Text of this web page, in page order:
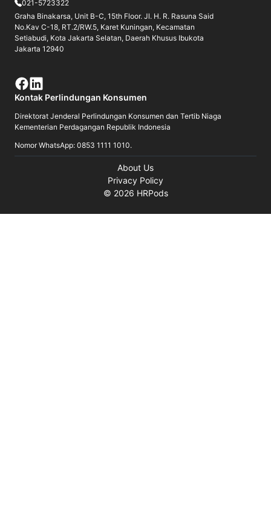
021-5723322
Graha Binakarsa, Unit B-C, 15th Floor. Jl. H. R. Rasuna Said
No.Kav C-18, RT.2/RW.5, Karet Kuningan, Kecamatan
Setiabudi, Kota Jakarta Selatan, Daerah Khusus Ibukota
Jakarta 12940
Kontak Perlindungan Konsumen
Direktorat Jenderal Perlindungan Konsumen dan Tertib Niaga
Kementerian Perdagangan Republik Indonesia
Nomor WhatsApp: 0853 1111 1010.
About Us
Privacy Policy
© 2026 HRPods